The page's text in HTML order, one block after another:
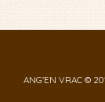
ANG'EN VRAC ©